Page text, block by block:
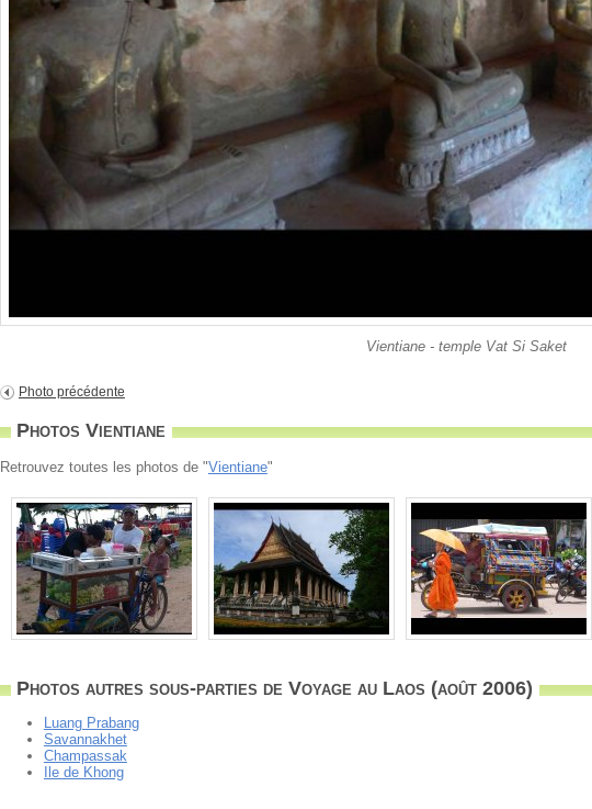
Vientiane - temple Vat Si Saket
Photo précédente
Photos Vientiane
Retrouvez toutes les photos de "Vientiane"
Photos autres sous-parties de Voyage au Laos (août 2006)
Luang Prabang
Savannakhet
Champassak
Ile de Khong